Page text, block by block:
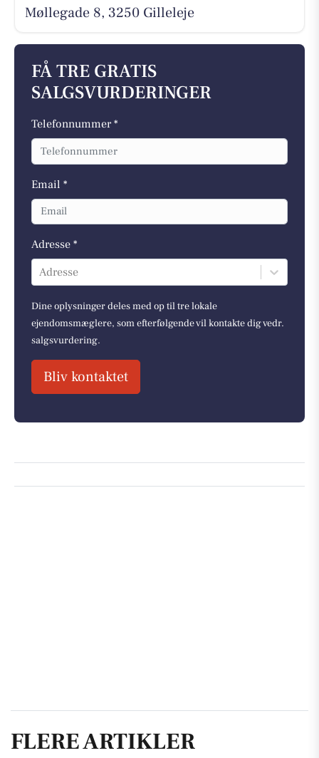
Møllegade 8, 3250 Gilleleje
FÅ TRE GRATIS
SALGSVURDERINGER
Telefonnummer *
Email *
Adresse *
Adresse
Dine oplysninger deles med op til tre lokale
ejendomsmæglere, som efterfølgende vil kontakte dig vedr.
salgsvurdering.
Bliv kontaktet
FLERE ARTIKLER